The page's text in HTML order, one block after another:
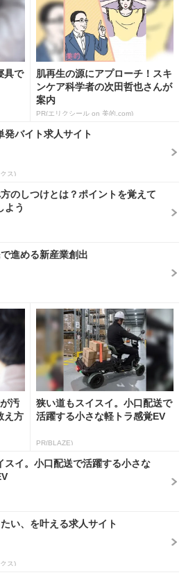
具で
肌再生の源にアプローチ！スキ
ンケア科学者の次田哲也さんが
案内
PR(エリクシール on 美的.com)
発バイト求人サイト
ス)
のしつけとは？ポイントを覚えて
よう
進める新産業創出
汚
え方
狭い道もスイスイ。小口配送で
活躍する小さな軽トラ感覚EV
PR(BLAZE)
スイ。小口配送で活躍する小さな
い、を叶える求人サイト
ス)